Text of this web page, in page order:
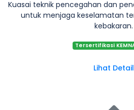
Kuasai teknik pencegahan dan
untuk menjaga keselamatan
kebakaran.
Tersertifikasi
Lihat Detail